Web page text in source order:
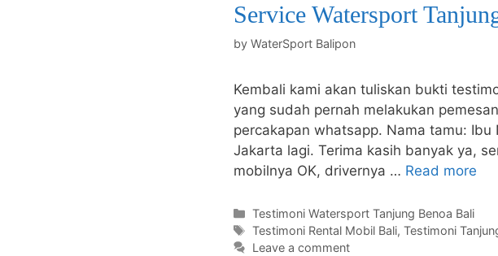
Service Watersport
by WaterSport Balipon
Kembali kami akan tuliskan bukti
yang sudah pernah melakukan
percakapan whatsapp. Nama tamu: Ibu
Jakarta lagi. Terima kasih banyak ya,
mobilnya OK, drivernya … Read more
Categories
Testimoni Watersport Tanjung Benoa Bali
Tags
Testimoni Rental Mobil Bali,Testimoni
Leave a comment